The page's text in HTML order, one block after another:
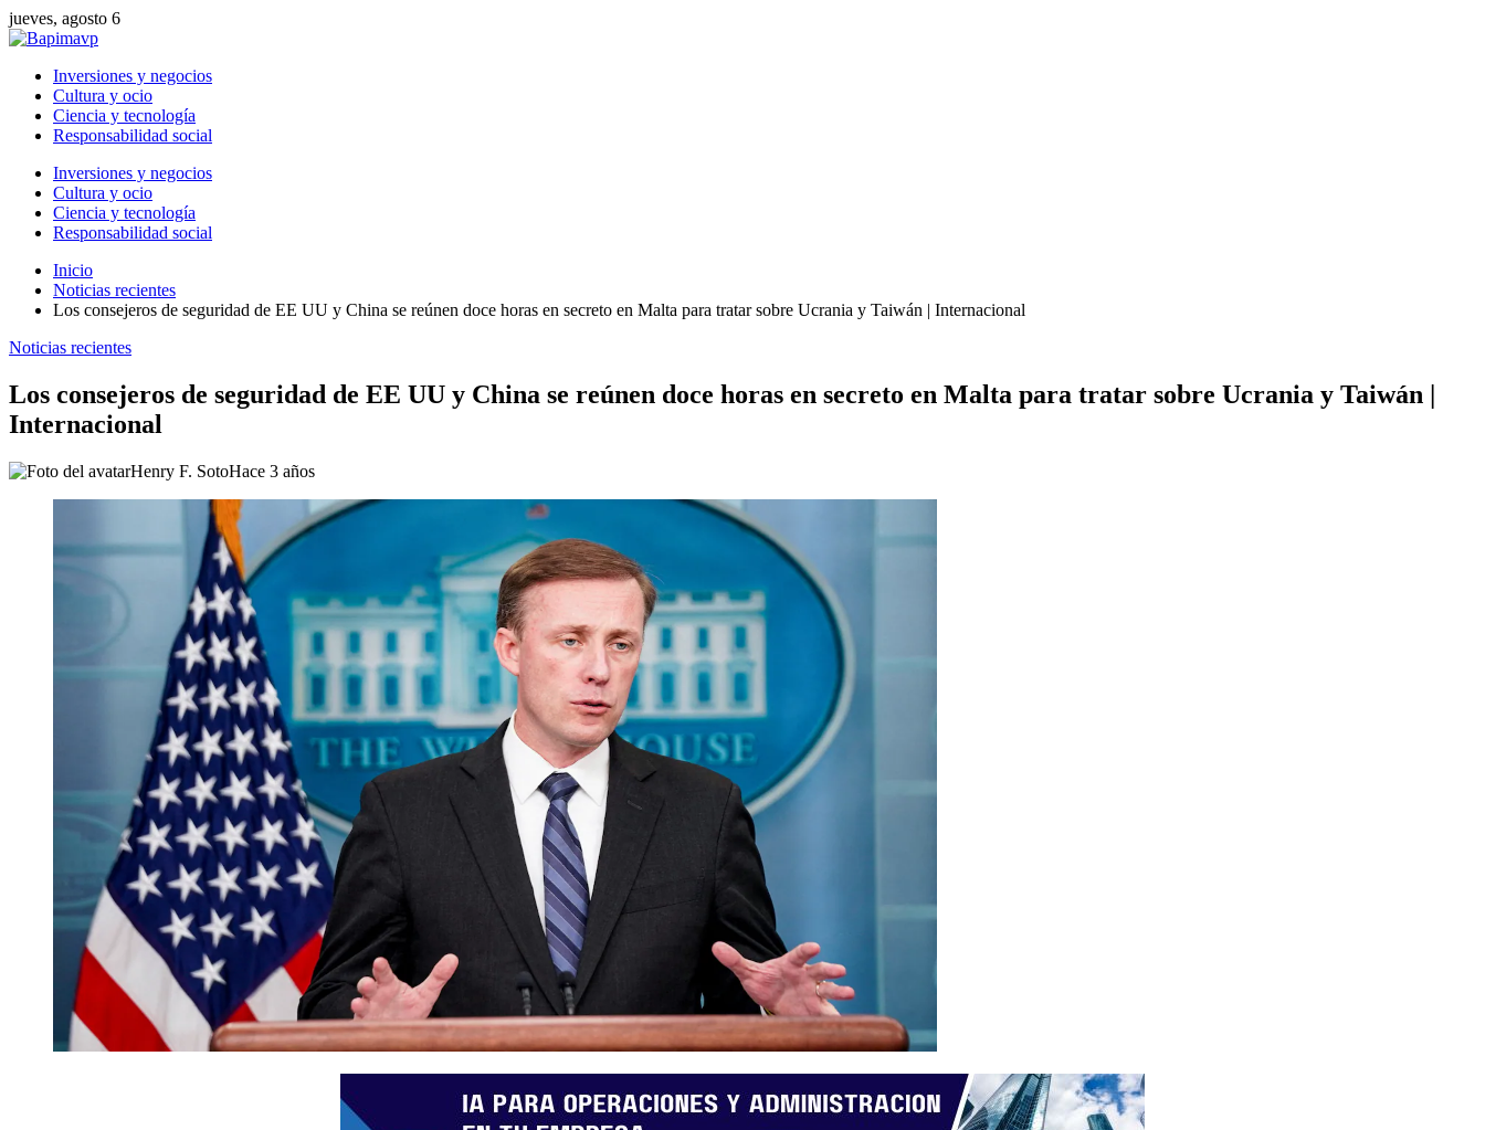
jueves, agosto 6
Inversiones y negocios
Cultura y ocio
Ciencia y tecnología
Responsabilidad social
Inversiones y negocios
Cultura y ocio
Ciencia y tecnología
Responsabilidad social
Inicio
Noticias recientes
Los consejeros de seguridad de EE UU y China se reúnen doce horas en secreto en Malta para tratar sobre Ucrania y Taiwán | Internacional
Noticias recientes
Los consejeros de seguridad de EE UU y China se reúnen doce horas en secreto en Malta para tratar sobre Ucrania y Taiwán |
Internacional
Henry F. SotoHace 3 años